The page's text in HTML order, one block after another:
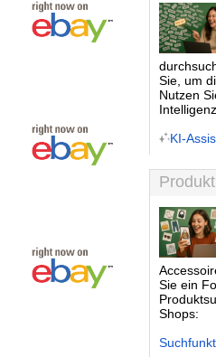
Sie, um
Nutzen
KI-
Sie ein
Shops: